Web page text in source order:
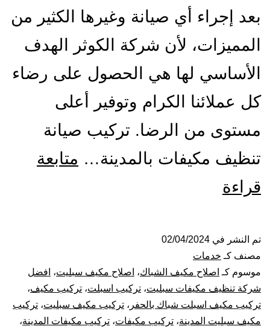
بعد إجراء أي صيانة وغيرها الكثير من
المميزات، لأن شركة الكوثر الهدف
الأساسي لها هي الحصول على رضاء
كل عملائنا الكرام وتوفير أعلى
مستوى من الرضا. تركيب صيانة
تنظيف مكيفات بالمدينة… متابعة
قراءة
تنظيف
مكيفات
بالمدينة
تم النشر في 02/04/2024
مصنف كـ خدمات
موسوم كـ اصلاح مكيف الشباك، اصلاح مكيف سبليت، افضل
شركة تنظيف مكيفات سبليت، تركيب اسبلت، تركيب مكيف،
تركيب مكيف اسبلت شباك بالحفر ، تركيب مكيف سبليت، تركيب
مكيف سبليت المدينة، تركيب مكيفات، تركيب مكيفات المدينة،